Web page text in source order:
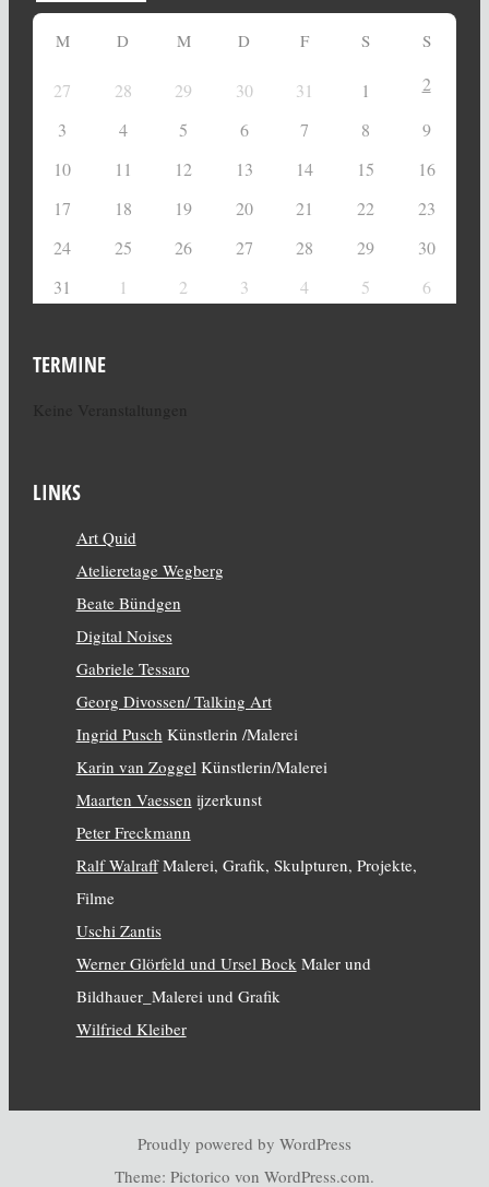
M D M D F S S
27 28 29 30 31 1
2
3
4 5 6 7 8
9
10
11 12 13 14 15
16
17
18 19 20 21 22
23
24
25 26 27 28 29
30
31
1 2 3 4 5 6
TERMINE
LINKS
Art Quid
Atelieretage Wegberg
Beate Bündgen
Digital Noises
Gabriele Tessaro
Georg Divossen/ Talking Art
Ingrid Pusch Künstlerin /Malerei
Karin van Zoggel Künstlerin/Malerei
Maarten Vaessen ijzerkunst
Peter Freckmann
Ralf WalraffMalerei, Grafik, Skulpturen, Projekte,
Filme
Uschi Zantis
Werner Glörfeld und Ursel Bock Maler und
Bildhauer_Malerei und Grafik
Wilfried Kleiber
Proudly powered by WordPress
Theme: Pictorico von WordPress.com.